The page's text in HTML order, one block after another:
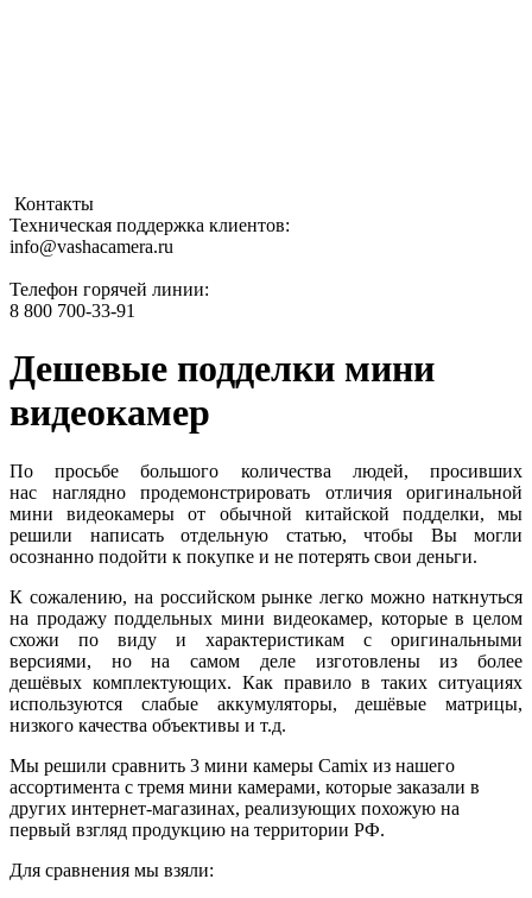
Контакты
Техническая поддержка клиентов:
info@vashacamera.ru
Телефон горячей линии:
8 800 700-33-91
Дешевые подделки мини
видеокамер
По просьбе большого количества людей, просивших
нас наглядно продемонстрировать отличия оригинальной
мини видеокамеры от обычной китайской подделки, мы
решили написать отдельную статью, чтобы Вы могли
осознанно подойти к покупке и не потерять свои деньги.
К сожалению, на российском рынке легко можно наткнуться
на продажу поддельных мини видеокамер, которые в целом
схожи по виду и характеристикам с оригинальными
версиями, но на самом деле изготовлены из более
дешёвых комплектующих. Как правило в таких ситуациях
используются слабые аккумуляторы, дешёвые матрицы,
низкого качества объективы и т.д.
Мы решили сравнить 3 мини камеры Camix из нашего
ассортимента с тремя мини камерами, которые заказали в
других интернет-магазинах, реализующих похожую на
первый взгляд продукцию на территории РФ.
Для сравнения мы взяли: